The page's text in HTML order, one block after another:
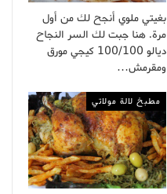
بغيتي ملوي أنجح لك من أول
مرة. هنا جبت لك السر النجاح
ديالو 100/100 كيجي مورق
ومقرمش…
مطبخ لالة مولاتي